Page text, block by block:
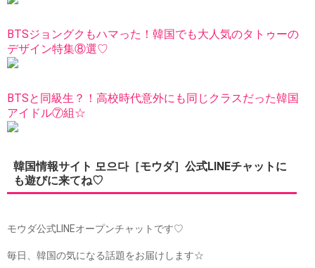
BTSジョングクもハマった！韓国でも大人気のタトゥーの
デザイン特集⑧選♡
BTSと同級生？！高校時代意外にも同じクラスだった韓国
アイドル⑦組☆
韓国情報サイト 모으다［モウダ］公式LINEチャットに
も遊びに来てね♡
モウダ公式LINEオープンチャットです♡
毎日、韓国の気になる話題をお届けします☆